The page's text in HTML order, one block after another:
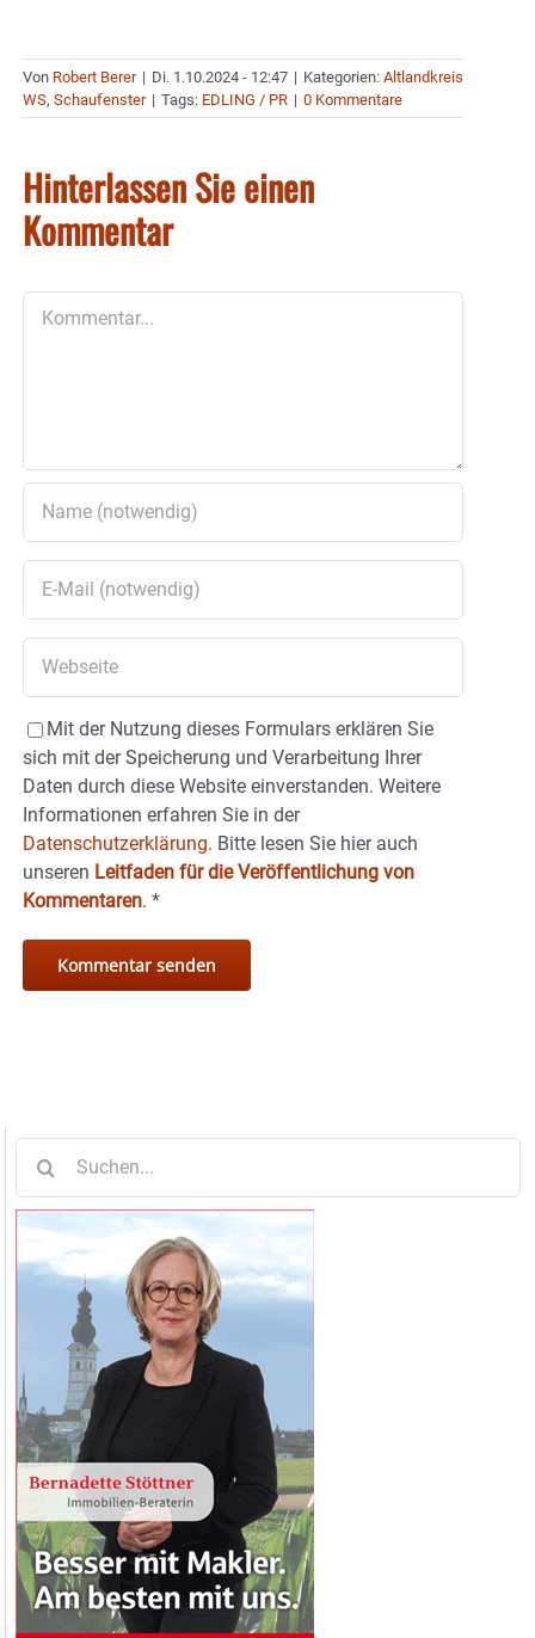
Von Robert Berer | Di. 1.10.2024 - 12:47 | Kategorien: Altlandkreis
WS, Schaufenster | Tags: EDLING / PR | 0 Kommentare
Hinterlassen Sie einen
Kommentar
Mit der Nutzung dieses Formulars erklären Sie
sich mit der Speicherung und Verarbeitung Ihrer
Daten durch diese Website einverstanden. Weitere
Informationen erfahren Sie in der
Datenschutzerklärung. Bitte lesen Sie hier auch
unseren Leitfaden für die Veröffentlichung von
Kommentaren. *
nach: